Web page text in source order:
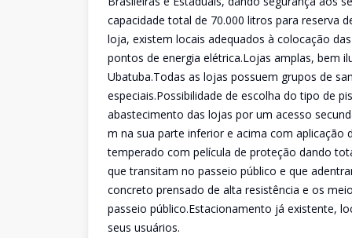
capacidade total de 70.000 litros para reserva
loja, existem locais adequados à colocação
pontos de energia elétrica.Lojas amplas, bem
Ubatuba.Todas as lojas possuem grupos de
especiais.Possibilidade de escolha do tipo de
abastecimento das lojas por um acesso
m na sua parte inferior e acima com aplicação
temperado com película de proteção dando
que transitam no passeio público e que
concreto prensado de alta resistência e os
passeio público.Estacionamento já existente,
seus usuários.